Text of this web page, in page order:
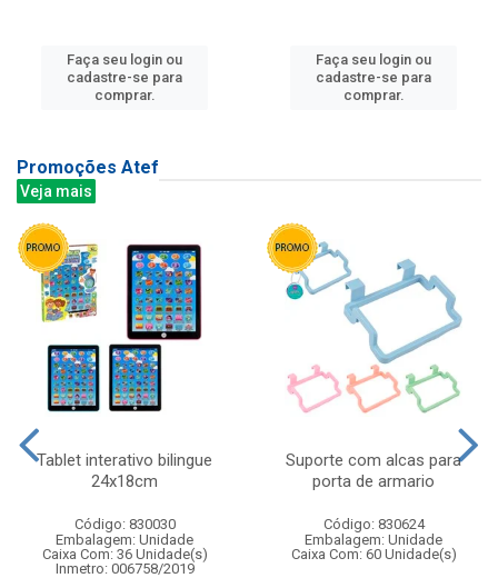
Faça seu login ou
cadastre-se para
comprar.
Faça seu login ou
cadastre-se para
comprar.
Promoções Atef
Veja mais
Tablet interativo bilingue
24x18cm
Código: 830030
Embalagem: Unidade
Caixa Com: 36 Unidade(s)
Inmetro: 006758/2019
Suporte com alcas para
porta de armario
Código: 830624
Embalagem: Unidade
Caixa Com: 60 Unidade(s)